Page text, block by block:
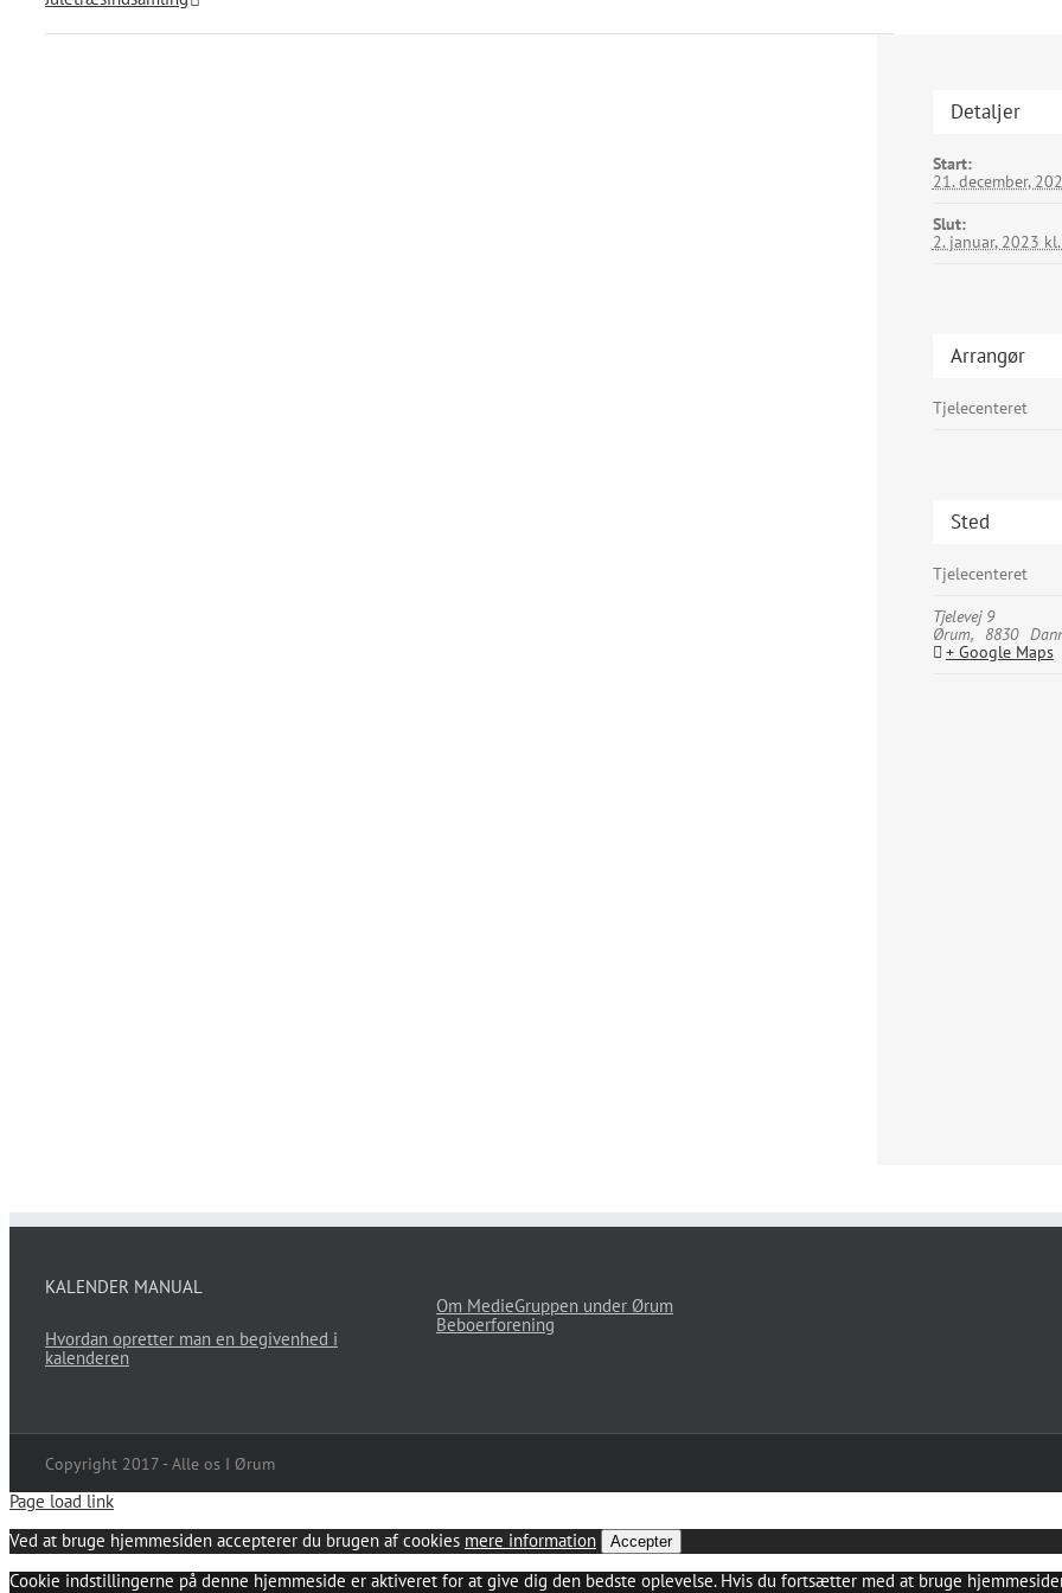
Detaljer
Start:
21. december,
Slut:
2. januar, 2023
Arrangør
Tjelecenteret
Sted
Tjelecenteret
Tjelevej 9
Ørum, 8830
+ Google Maps
KALENDER MANUAL
Hvordan opretter man en begivenhed i
kalenderen
Om MedieGruppen under Ørum
Beboerforening
Copyright 2017 - Alle os I Ørum
Page load link
Ved at bruge hjemmesiden accepterer du brugen af cookies mere information Accepter
Cookie indstillingerne på denne hjemmeside er aktiveret for at give dig den bedste oplevelse. Hvis du fortsætter med at bruge